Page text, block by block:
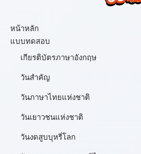
หน้าหลัก
แบบทดสอบ
เกียรติบัตรภาษาอังกฤษ
วันสำคัญ
วันภาษาไทยแห่งชาติ
วันเยาวชนแห่งชาติ
วันงดสูบบุหรี่โลก